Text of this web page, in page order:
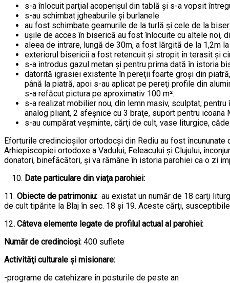
s-a înlocuit parţial acoperişul din tablă şi s-a vopsit
s-au schimbat jgheaburile şi burlanele
au fost schimbate geamurile de la turlă şi cele de la
uşile de acces în biserică au fost înlocuite cu altele noi,
aleea de intrare, lungă de 30m, a fost lărgită de la 1,2m
exteriorul bisericii a fost retencuit şi stropit în terasit şi
s-a introdus gazul metan şi pentru prima dată în istoria
datorită igrasiei existente în pereţii foarte groşi din
până la piatră, apoi s-au aplicat pe pereţi profile din
s-a refăcut pictura pe aproximativ 100 m².
s-a realizat mobilier nou, din lemn masiv, sculptat,
analog pliant, 2 sfeşnice cu 3 braţe, suport pentru icoana
s-au cumpărat veşminte, cărţi de cult, vase liturgice,
Eforturile credincioşilor ortodocşi din Rediu au fost
Arhiepiscopiei ortodoxe a Vadului, Feleacului şi Clujului,
donatori, binefăcători, şi va rămâne în istoria parohiei ca o zi
Date particulare din viaţa parohiei:
11. Obiecte de patrimoniu: au existat un număr de 18 carţi
de cult tipărite la Blaj în sec. 18 şi 19. Aceste cărţi,
12. Câteva elemente legate de profilul actual al parohiei:
Număr de credincioşi: 400 suflete
Activităţi culturale şi misionare:
-programe de catehizare în posturile de peste an